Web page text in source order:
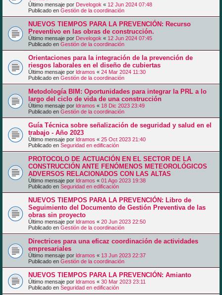
Último mensaje por Develogok « 12 Jun 2024 07:48
Publicado en Gestión de la coordinación
NUEVOS TIEMPOS PARA LA PREVENCIÓN: Recurso
Preventivo en las obras de construcción.
Último mensaje por Develogok « 12 Jun 2024 07:45
Publicado en Gestión de la coordinación
Orientaciones para la integración de la prevención de
riesgos laborales en el diseño de cubiertas
Último mensaje por ldramos « 24 Mar 2024 11:30
Publicado en Gestión de la coordinación
Metodología BIM: Oportunidades para integrar la PRL a lo
largo del ciclo de vida de una construcción
Último mensaje por ldramos « 18 Dic 2023 23:49
Publicado en Gestión de la coordinación
Guía Técnica sobre señalización de seguridad y salud en el
trabajo - Año 2023
Último mensaje por ldramos « 25 Oct 2023 21:40
Publicado en Seguridad en edificación
PROTOCOLO DE ACTUACIÓN EN EL SECTOR DE LA
CONSTRUCCIÓN ANTE FENÓMENOS METEOROLÓGICOS
ADVERSOS RELACIONADOS CON LAS ALTAS
Último mensaje por ldramos « 01 Ago 2023 19:38
Publicado en Seguridad en edificación
NUEVOS TIEMPOS PARA LA PREVENCIÓN: Libro de
Seguimiento del Documento de Gestión Preventiva de las
obras sin proyecto
Último mensaje por ldramos « 20 Jun 2023 22:50
Publicado en Gestión de la coordinación
Directrices para una eficaz coordinación de actividades
empresariales
Último mensaje por ldramos « 13 Jun 2023 22:37
Publicado en Gestión de la coordinación
NUEVOS TIEMPOS PARA LA PREVENCIÓN: Amianto
Último mensaje por ldramos « 30 Mar 2023 23:11
Publicado en Seguridad en edificación